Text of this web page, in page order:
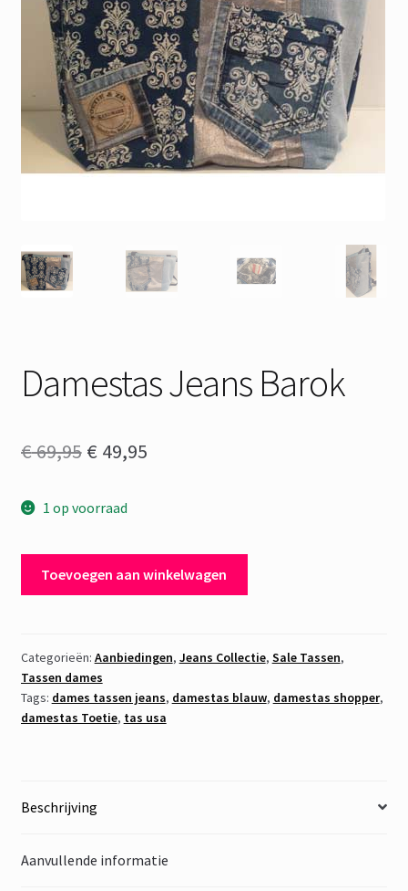
Damestas Jeans Barok
€69,95 Oorspronkelijke
was:
€ 69,95.
€ 49,95Huidige
€ 49,95.
1 op voorraad
Toevoegen aan winkelwagen
Categorieën: Aanbiedingen, Jeans Collectie, Sale Tassen,
Tassen dames
Tags: dames tassen jeans, damestas blauw, damestas shopper,
damestas Toetie, tas usa
Beschrijving
Aanvullende informatie